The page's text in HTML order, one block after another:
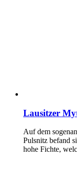
Lausitzer
Auf dem
Pulsnitz befand
hohe Fichte,